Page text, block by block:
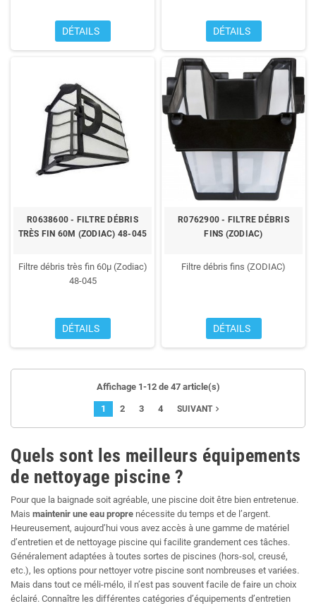
DÉTAILS DÉTAILS
R0638600 - FILTRE DÉBRIS
TRÈS FIN 60Μ (ZODIAC) 48-045
Filtre débris très fin 60µ (Zodiac)
48-045
DÉTAILS
R0762900 - FILTRE DÉBRIS
FINS (ZODIAC)
Filtre débris fins (ZODIAC)
DÉTAILS
Affichage 1-12 de 47 article(s)
1 2 3 4 SUIVANTnavigate_next
Quels sont les meilleurs équipements
de nettoyage piscine ?
Pour que la baignade soit agréable, une piscine doit être bien entretenue.
Mais maintenir une eau propre nécessite du temps et de l’argent.
Heureusement, aujourd’hui vous avez accès à une gamme de matériel
d’entretien et de nettoyage piscine qui facilite grandement ces tâches.
Généralement adaptées à toutes sortes de piscines (hors-sol, creusé,
etc.), les options pour nettoyer votre piscine sont nombreuses et variées.
Mais dans tout ce méli-mélo, il n’est pas souvent facile de faire un choix
éclairé. Connaître les différentes catégories d’équipements d’entretien